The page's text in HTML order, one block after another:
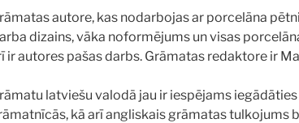
autore, kas nodarbojas ar porcelāna
dizains, vāka noformējums un visas
ir autores pašas darbs. Grāmatas redaktore ir
latviešu valodā jau ir iespējams
kā arī angliskais grāmatas tulkojums